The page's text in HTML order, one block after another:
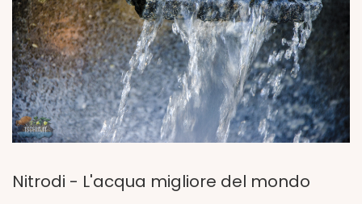
Nitrodi - L'acqua migliore del mondo